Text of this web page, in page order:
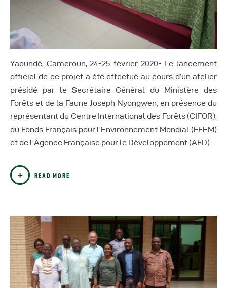
Yaoundé, Cameroun, 24-25 février 2020- Le lancement
officiel de ce projet a été effectué au cours d’un atelier
présidé par le Secrétaire Général du Ministère des
Forêts et de la Faune Joseph Nyongwen, en présence du
représentant du Centre International des Forêts (CIFOR),
du Fonds Français pour l’Environnement Mondial (FFEM)
et de l’Agence Française pour le Développement (AFD).
READ MORE